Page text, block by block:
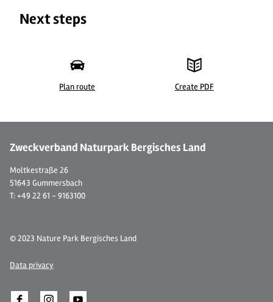
Next steps
Plan route Create PDF
Zweckverband Naturpark Bergisches Land
Moltkestraße 26
51643 Gummersbach
T: +49 22 61 - 9163100
© 2023 Nature Park Bergisches Land
Data privacy